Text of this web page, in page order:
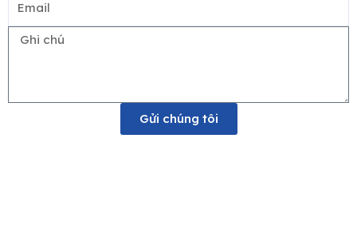
Ghi
Gửi chúng tôi